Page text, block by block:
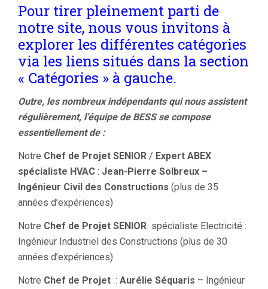
Pour tirer pleinement parti de
notre site, nous vous invitons à
explorer les différentes catégories
via les liens situés dans la section
« Catégories » à gauche.
Outre, les nombreux indépendants qui nous assistent
régulièrement, l’équipe de BESS se compose
essentiellement de :
Notre Chef de Projet SENIOR / Expert ABEX
spécialiste HVAC : Jean-Pierre Solbreux –
Ingénieur Civil des Constructions (plus de 35
années d’expériences)
Notre Chef de Projet SENIOR spécialiste Electricité :
Ingénieur Industriel des Constructions (plus de 30
années d’expériences)
Notre Chef de Projet : Aurélie Séquaris – Ingénieur